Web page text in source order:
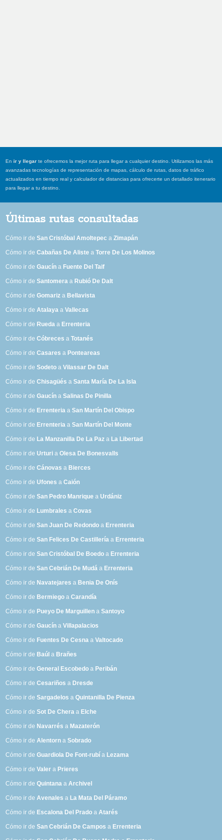
Enir y llegar te ofrecemos la mejor ruta para llegar a cualquier destino. Utilizamos las más
avanzadas tecnologías de representación de mapas, cálculo de rutas, datos de tráfico
actualizados en tiempo real y calculador de distancias para ofrecerte un detallado itenerario
para llegar a tu destino.
Últimas rutas consultadas
Cómo ir deSan Cristóbal Amoltepec aZimapán
Cómo ir deCabañas De Aliste aTorre De Los Molinos
Cómo ir deGaucín a Fuente Del Taif
Cómo ir deSantomera a Rubió De Dalt
Cómo ir deGomariz a Bellavista
Cómo ir deAtalaya aVallecas
Cómo ir de Rueda a Errenteria
Cómo ir deCóbreces aTotanés
Cómo ir deCasares a Ponteareas
Cómo ir deSodeto aVilassar De Dalt
Cómo ir deChisagüés aSanta María De La Isla
Cómo ir deGaucín aSalinas De Pinilla
Cómo ir de Errenteria aSan Martín Del Obispo
Cómo ir de Errenteria aSan Martín Del Monte
Cómo ir de La Manzanilla De La Paz a La Libertad
Cómo ir deUrturi aOlesa De Bonesvalls
Cómo ir deCánovas a Bierces
Cómo ir deUfones aCaión
Cómo ir deSan Pedro Manrique aUrdániz
Cómo ir de Lumbrales aCovas
Cómo ir deSan Juan De Redondo a Errenteria
Cómo ir deSan Felices De Castillería a Errenteria
Cómo ir deSan Cristóbal De Boedo a Errenteria
Cómo ir deSan Cebrián De Mudá a Errenteria
Cómo ir de Navatejares a Benia De Onís
Cómo ir de Bermiego aCarandía
Cómo ir de Pueyo De Marguillen aSantoyo
Cómo ir deGaucín aVillapalacios
Cómo ir de Fuentes De Cesna aValtocado
Cómo ir de Baúl a Brañes
Cómo ir deGeneral Escobedo a Peribán
Cómo ir deCesariños a Dresde
Cómo ir deSargadelos aQuintanilla De Pienza
Cómo ir deSot De Chera a Elche
Cómo ir de Navarrés a Mazaterón
Cómo ir deAlentorn aSobrado
Cómo ir deGuardiola De Font-rubí a Lezama
Cómo ir deValer a Prieres
Cómo ir deQuintana aArchivel
Cómo ir deAvenales a La Mata Del Páramo
Cómo ir de Escalona Del Prado aAtarés
Cómo ir deSan Cebrián De Campos a Errenteria